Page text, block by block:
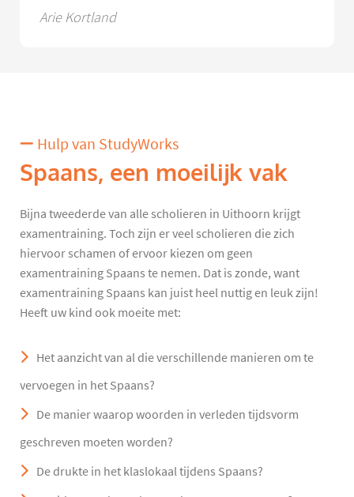
Arie Kortland
Hulp van StudyWorks
Spaans, een moeilijk vak
Bijna tweederde van alle scholieren in Uithoorn krijgt
examentraining. Toch zijn er veel scholieren die zich
hiervoor schamen of ervoor kiezen om geen
examentraining Spaans te nemen. Dat is zonde, want
examentraining Spaans kan juist heel nuttig en leuk zijn!
Heeft uw kind ook moeite met:
Het aanzicht van al die verschillende manieren om te
vervoegen in het Spaans?
De manier waarop woorden in verleden tijdsvorm
geschreven moeten worden?
De drukte in het klaslokaal tijdens Spaans?